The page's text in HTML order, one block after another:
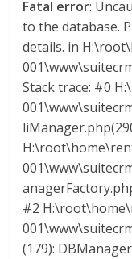
Fatal error:
to the database.
details. in
Stack trace: #0
#2
(179):